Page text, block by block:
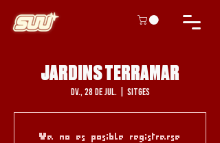
JARDINS TERRAMAR
dv., 28 de jul.
  |
Sitges
Ya no es posible registrarse